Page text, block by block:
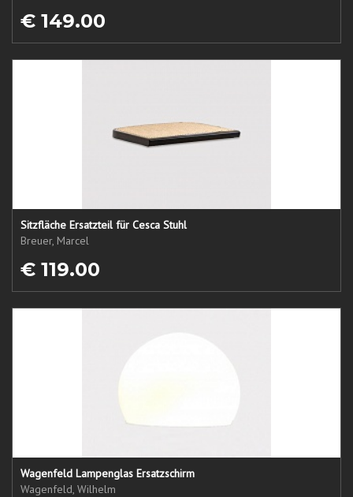
€ 149.00
Sitzfläche Ersatzteil für Cesca Stuhl
Breuer, Marcel
€ 119.00
Wagenfeld Lampenglas Ersatzschirm
Wagenfeld, Wilhelm